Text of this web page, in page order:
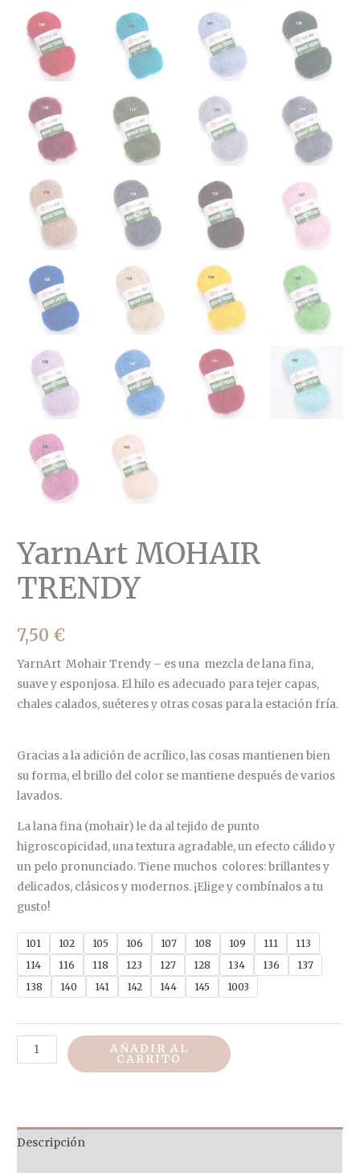
YarnArt MOHAIR
TRENDY
7,50 €
YarnArt Mohair Trendy – es una mezcla de lana fina,
suave y esponjosa. El hilo es adecuado para tejer capas,
chales calados, suéteres y otras cosas para la estación fría.
Gracias a la adición de acrílico, las cosas mantienen bien
su forma, el brillo del color se mantiene después de varios
lavados.
La lana fina (mohair) le da al tejido de punto
higroscopicidad, una textura agradable, un efecto cálido y
un pelo pronunciado. Tiene muchos colores: brillantes y
delicados, clásicos y modernos. ¡Elige y combínalos a tu
gusto!
101 102 105 106 107 108 109 111
113
114
116 118 123 127 128 134 136
137
138
140 141 142 144 145 1003
AÑADIR AL
CARRITO
Descripción